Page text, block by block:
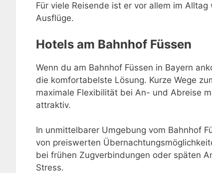
Für viele Reisende ist er vor allem im
Ausflüge.
Hotels am Bahnhof Füssen
Wenn du am Bahnhof Füssen in Bayern
die komfortabelste Lösung. Kurze Wege
maximale Flexibilität bei An- und Abreise
attraktiv.
In unmittelbarer Umgebung vom Bahnhof
von preiswerten
bei frühen Zugverbindungen oder späten
Stress.